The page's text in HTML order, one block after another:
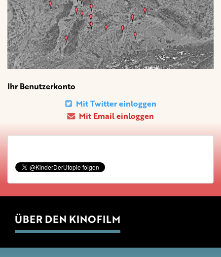
Ihr Benutzerkonto
Mit Twitter einloggen
Mit Email einloggen
ÜBER DEN KINOFILM